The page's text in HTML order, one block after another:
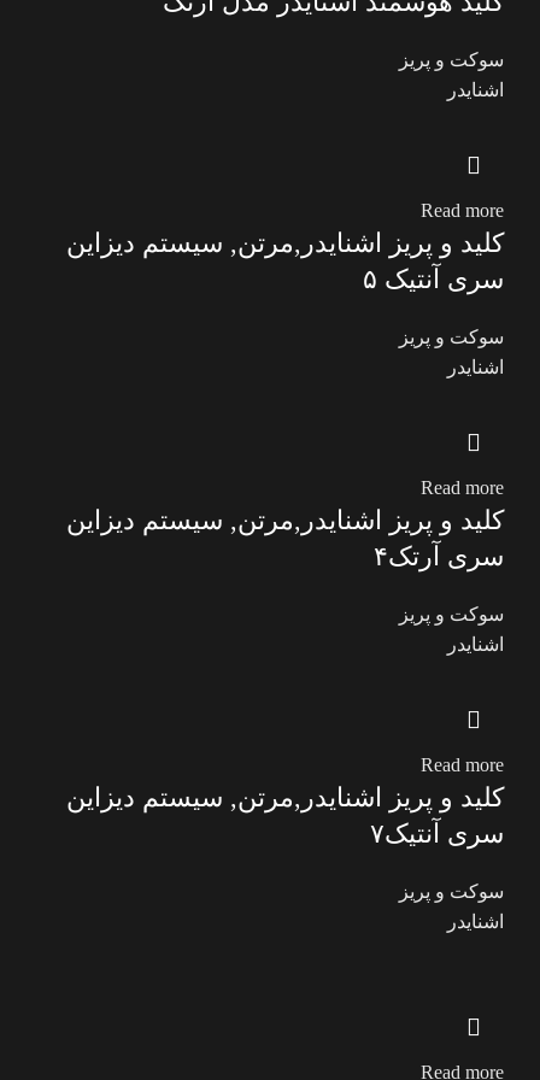
سوکت و پریز
اشنایدر
Read more
کلید و پریز اشنایدر,مرتن, سیستم دیزاین
سری آنتیک ۵
سوکت و پریز
اشنایدر
Read more
کلید و پریز اشنایدر,مرتن, سیستم دیزاین
سری آرتک۴
سوکت و پریز
اشنایدر
Read more
کلید و پریز اشنایدر,مرتن, سیستم دیزاین
سری آنتیک۷
سوکت و پریز
اشنایدر
Read more